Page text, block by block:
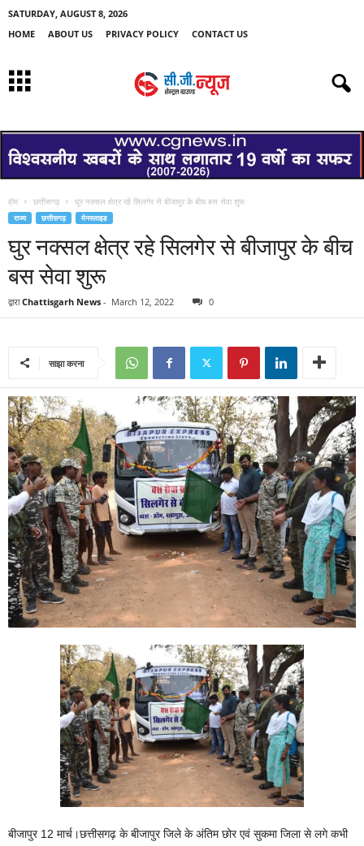
SATURDAY, AUGUST 8, 2026
HOME
ABOUT US PRIVACY POLICY CONTACT US
होम छत्तीसगढ़ घुर नक्सल क्षेत्र रहे सिलगेर से बीजापुर के बीच बस सेवा शुरू
राज्य छत्तीसगढ़ मेनस्लाइड
घुर नक्सल क्षेत्र रहे सिलगेर से बीजापुर के बीच
बस सेवा शुरू
द्वारा Chattisgarh News - March 12, 2022 0
साझा करना
बीजापुर 12 मार्च।छत्तीसगढ़ के बीजापुर जिले के अंतिम छोर एवं सुकमा जिला से लगे कभी